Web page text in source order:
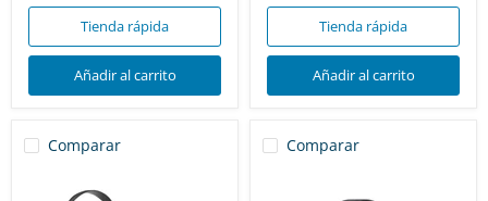
Tienda rápida
Añadir al carrito
Tienda rápida
Añadir al carrito
Comparar Comparar